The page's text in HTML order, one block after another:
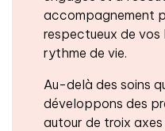
accompagnement
respectueux de
rythme de vie.
Au-delà des soins
développons des
autour de troix axes